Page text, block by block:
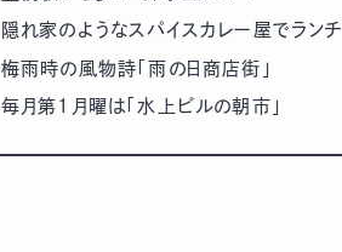
隠れ家のようなスパイスカレー屋でランチ
梅雨時の風物詩「雨の日商店街」
毎月第1月曜は「水上ビルの朝市」